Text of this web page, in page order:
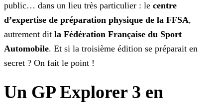
public… dans un lieu très particulier : le centre
d’expertise de préparation physique de la FFSA,
autrement dit la Fédération Française du Sport
Automobile. Et si la troisième édition se préparait en
secret ? On fait le point !
Un GP Explorer 3 en